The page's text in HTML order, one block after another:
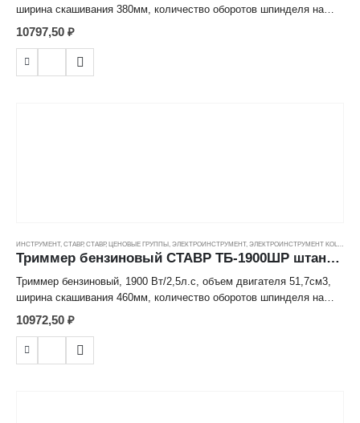
ширина скашивания 380мм, количество оборотов шпинделя на
холостом ходу 7500- 9500 об/мин, штанга разборная , тип запуска
ручной, комплектация : нож, леска, наплечный ремень, емкость
для смешивая топлива, ключи для сборки
10797,50 ₽
ИНСТРУМЕНТ, СТАВР, СТАВР, ЦЕНОВЫЕ ГРУППЫ ЭЛЕКТРОИНСТРУМЕНТ, ЭЛЕКТРОИНСТРУМЕНТ KOLNER
Триммер бензиновый СТАВР ТБ-1900ШР штанга разборная, нож, леска, 9500об/мин, 1900Вт
Триммер бензиновый, 1900 Вт/2,5л.с, объем двигателя 51,7см3,
ширина скашивания 460мм, количество оборотов шпинделя на
холостом ходу 7500- 9500 об/мин, штанга разборная , тип запуска
ручной, комплектация : нож, леска, наплечный ремень, емкость
для смешивая топлива, ключи для сборки
10972,50 ₽